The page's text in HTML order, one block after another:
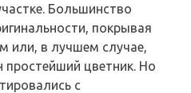
Большинство
покрывая
или, в лучшем случае,
простейший цветник. Но
с